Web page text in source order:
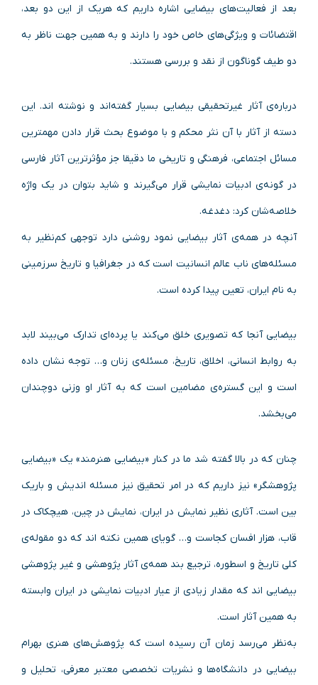
بعد از فعالیت‌های بیضایی اشاره داریم که هریک از این دو بعد،
اقتضائات و ویژگی‌های خاص خود را دارند و به همین جهت ناظر به
دو طیف گوناگون از نقد و بررسی هستند.
درباره‌ی آثار غیرتحقیقی بیضایی بسیار گفته‌اند و نوشته اند. این
دسته از آثار با آن نثر محکم و با موضوع بحث قرار دادن مهمترین
مسائل اجتماعی، فرهنگی و تاریخی ما دقیقا جز مؤثرترین آثار فارسی
در گونه‌ی ادبیات نمایشی قرار می‌گیرند و شاید بتوان در یک واژه
خلاصه‌شان کرد: دغدغه.
آنچه در همه‌ی آثار بیضایی نمود روشنی دارد توجهی کم‌نظیر به
مسئله‌های ناب عالم انسانیت است که در جغرافیا و تاریخ سرزمینی
به نام ایران، تعین پیدا کرده است.
بیضایی آنجا که تصویری خلق می‌کند یا پرده‌ای تدارک می‌بیند لابد
به روابط انسانی، اخلاق، تاریخ، مسئله‌ی زنان و… توجه نشان داده‌
است و این گستره‌ی مضامین است که به آثار او وزنی دوچندان
می‌بخشد.
چنان که در بالا گفته شد ما در کنار «بیضایی هنرمند» یک «بیضایی
پژوهشگر» نیز داریم که در امر تحقیق نیز مسئله اندیش و باریک
بین است. آثاری نظیر نمایش در ایران، نمایش در چین، هیچکاک در
قاب، هزار افسان کجاست و… گویای همین نکته اند که دو مقوله‌ی
کلی تاریخ و اسطوره، ترجیع بند همه‌ی آثار پژوهشی و غیر پژوهشی
بیضایی اند که مقدار زیادی از عیار ادبیات نمایشی در ایران وابسته
به همین آثار است.
به‌نظر می‌رسد زمان آن رسیده است که پژوهش‌های هنری بهرام
بیضایی در دانشگاه‌ها و نشریات تخصصی معتبر معرفی، تحلیل و